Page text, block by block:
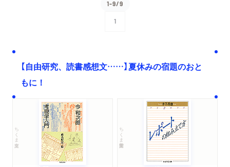
1-9/9
1
【自由研究、読書感想文……】夏休みの宿題のおと
もに！
ちくま文庫 ちくま学芸文庫